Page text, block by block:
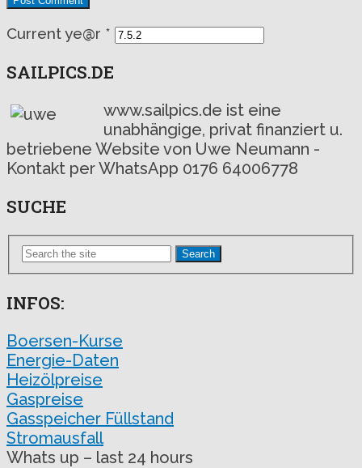
Current ye@r *
SAILPICS.DE
www.sailpics.de ist eine
unabhängige, privat finanziert u.
betriebene Website von Uwe Neumann -
Kontakt per WhatsApp 0176 64006778
SUCHE
Search
INFOS:
Boersen-Kurse
Energie-Daten
Heizölpreise
Gaspreise
Gasspeicher Füllstand
Stromausfall
Whats up – last 24 hours